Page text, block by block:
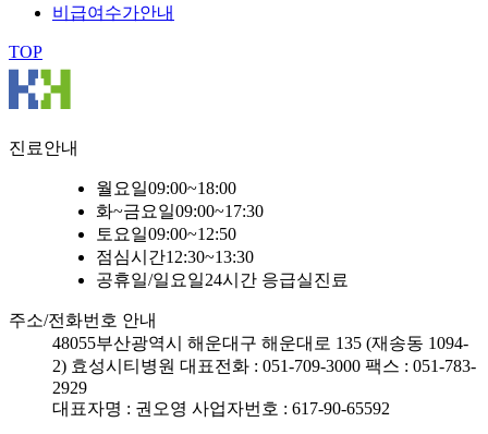
비급여수가안내
TOP
진료안내
월요일09:00~18:00
화~금요일09:00~17:30
토요일09:00~12:50
점심시간12:30~13:30
공휴일/일요일24시간 응급실진료
주소/전화번호 안내
48055부산광역시 해운대구 해운대로 135 (재송동 1094-
2) 효성시티병원 대표전화 : 051-709-3000 팩스 : 051-783-
2929
대표자명 : 권오영 사업자번호 : 617-90-65592